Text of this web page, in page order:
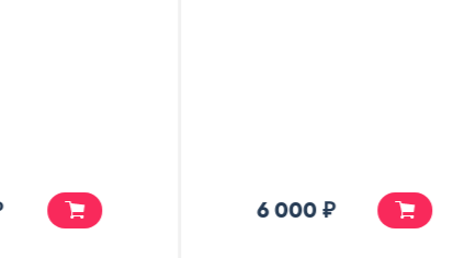
10 000 ₽ 10 000 ₽